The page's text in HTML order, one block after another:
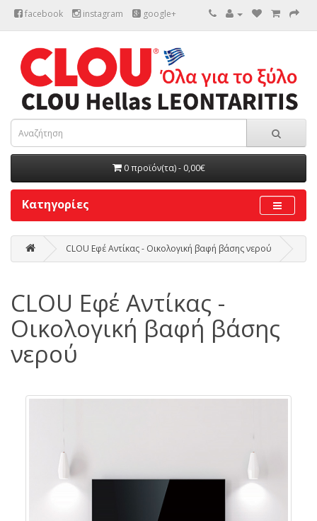
facebook instagram google+
0 προϊόν(τα) - 0,00€
Κατηγορίες
CLOU Εφέ Αντίκας - Οικολογική βαφή βάσης νερού
CLOU Εφέ Αντίκας -
Οικολογική βαφή βάσης
νερού